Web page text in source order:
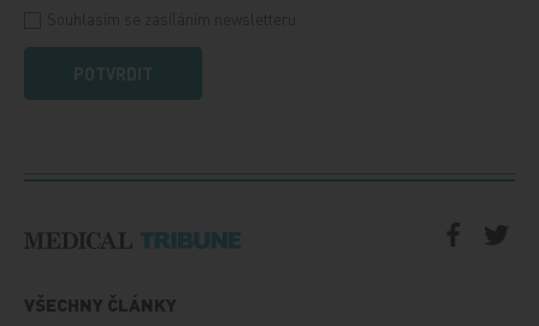
POTVRDIT
VŠECHNY ČLÁNKY